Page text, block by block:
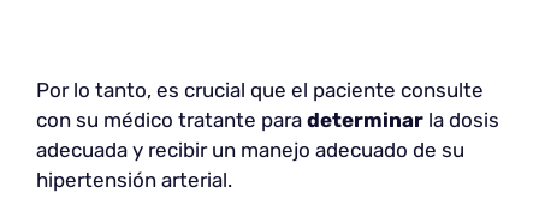
Por lo tanto, es crucial que el paciente consulte
con su médico tratante para determinar la dosis
adecuada y recibir un manejo adecuado de su
hipertensión arterial.